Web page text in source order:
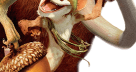
чувства хорошего и правильного.
но они былидуховнееидобрее, а это
КЛАСС!!!!